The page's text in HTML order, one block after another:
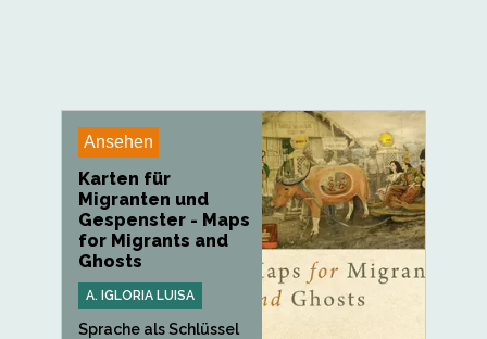
Ansehen
Karten für
Migranten und
Gespenster - Maps
for Migrants and
Ghosts
A. IGLORIA LUISA
Sprache als Schlüssel